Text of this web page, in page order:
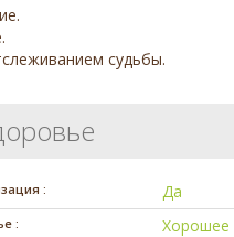
судьбы.
: Да
: Хорошее